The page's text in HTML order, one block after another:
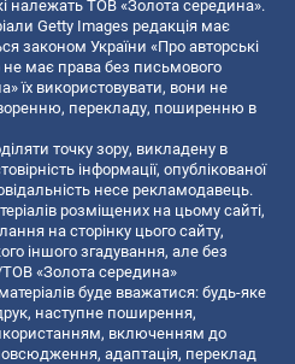
належать ТОВ «Золота середина».
Getty Images редакція має
законом України «Про авторські
не має права без письмового
їх використовувати, вони не
перекладу, поширенню в
точку зору, викладену в
інформації, опублікованої
несе рекламодавець.
розміщених на цьому сайті,
на сторінку цього сайту,
іншого згадування, але без
«Золота середина»
буде вважатися: будь-яке
наступне поширення,
включенням до
адаптація, переклад